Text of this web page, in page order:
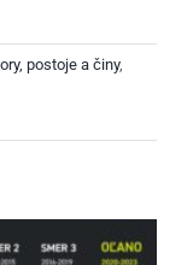
postoje a činy,